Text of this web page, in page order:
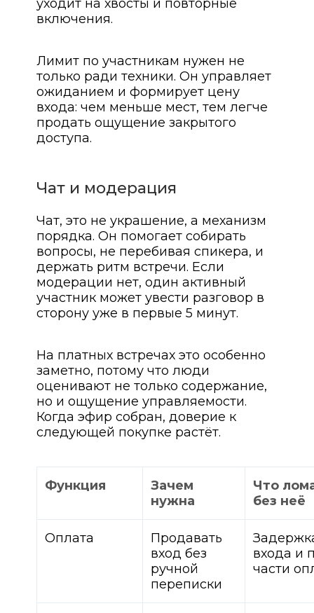
уходит на хвосты и повторные
включения.
Лимит по участникам нужен не
только ради техники. Он управляет
ожиданием и формирует цену
входа: чем меньше мест, тем легче
продать ощущение закрытого
доступа.
Чат и модерация
Чат, это не украшение, а механизм
порядка. Он помогает собирать
вопросы, не перебивая спикера, и
держать ритм встречи. Если
модерации нет, один активный
участник может увести разговор в
сторону уже в первые 5 минут.
На платных встречах это особенно
заметно, потому что люди
оценивают не только содержание,
но и ощущение управляемости.
Когда эфир собран, доверие к
следующей покупке растёт.
Функция
Зачем
нужна
Что
без неё
Оплата
Продавать
вход без
ручной
переписки
входа и
части